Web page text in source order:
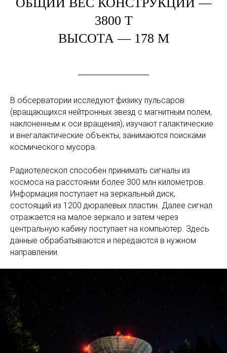
ОБЩИЙ ВЕС КОНСТРУКЦИИ —
3800 Т
ВЫСОТА — 178 М
В обсерватории исследуют физику пульсаров
(вращающихся нейтронных звезд с магнитным полем,
наклоненным к оси вращения), изучают галактические
и внегалактические объекты, занимаются поисками
космического мусора.
Радиотелескоп способен принимать сигналы из
космоса на расстоянии более 300 млн километров.
Информация поступает на зеркальный диск,
состоящий из 1200 дюралевых пластин. Далее сигнал
отражается на малое зеркало и затем через
центральную кабину поступает на компьютер. Здесь
данные обрабатываются и передаются в нужном
направлении.